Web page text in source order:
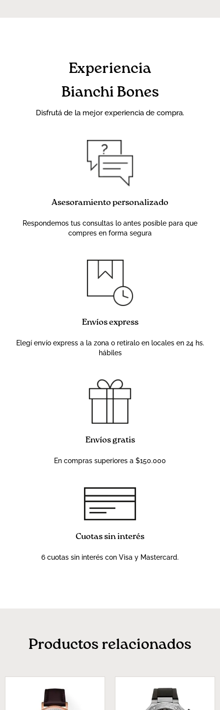
Experiencia
Bianchi Bones
Disfrutá de la mejor experiencia de compra.
Asesoramiento personalizado
Respondemos tus consultas lo antes posible para que
compres en forma segura
Envíos express
Elegí envío express a la zona o retiralo en locales en 24 hs.
hábiles
Envíos gratis
En compras superiores a $150.000
Cuotas sin interés
6 cuotas sin interés con Visa y Mastercard.
Productos relacionados